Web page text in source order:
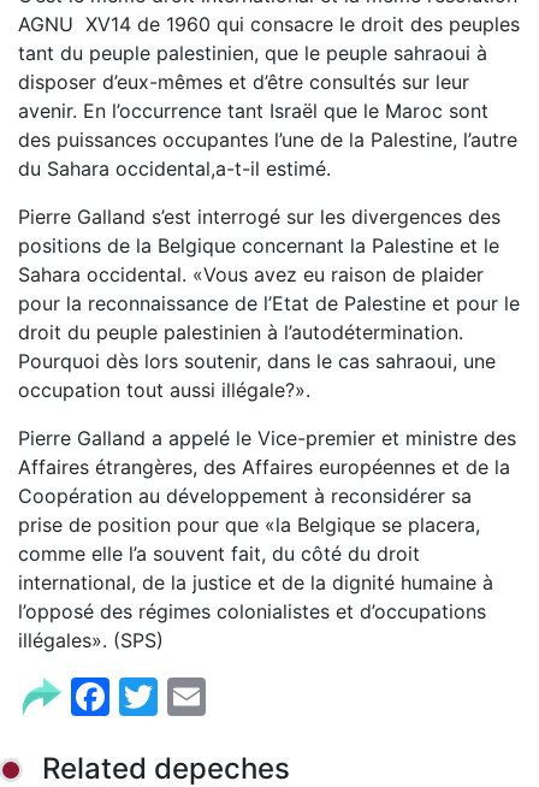
AGNU XV14 de 1960 qui consacre le droit des peuples
tant du peuple palestinien, que le peuple sahraoui à
disposer d’eux-mêmes et d’être consultés sur leur
avenir. En l’occurrence tant Israël que le Maroc sont
des puissances occupantes l’une de la Palestine, l’autre
du Sahara occidental,a-t-il estimé.
Pierre Galland s’est interrogé sur les divergences des
positions de la Belgique concernant la Palestine et le
Sahara occidental. «Vous avez eu raison de plaider
pour la reconnaissance de l’Etat de Palestine et pour le
droit du peuple palestinien à l’autodétermination.
Pourquoi dès lors soutenir, dans le cas sahraoui, une
occupation tout aussi illégale?».
Pierre Galland a appelé le Vice-premier et ministre des
Affaires étrangères, des Affaires européennes et de la
Coopération au développement à reconsidérer sa
prise de position pour que «la Belgique se placera,
comme elle l’a souvent fait, du côté du droit
international, de la justice et de la dignité humaine à
l’opposé des régimes colonialistes et d’occupations
illégales». (SPS)
Facebook
Twitter
Related depeches